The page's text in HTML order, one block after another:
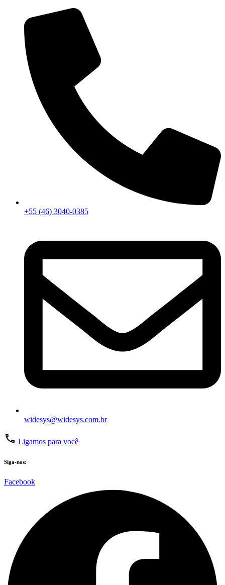
+55 (46) 3040-0385
widesys@widesys.com.br
Ligamos para você
Siga-nos:
Facebook